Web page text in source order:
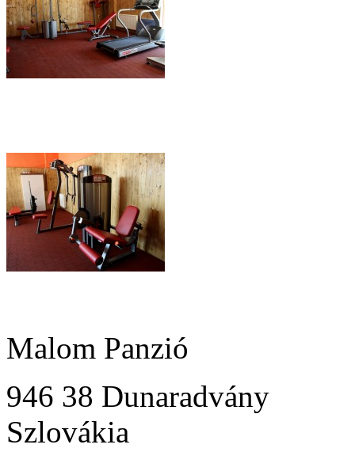
Malom Panzió
946 38 Dunaradvány
Szlovákia